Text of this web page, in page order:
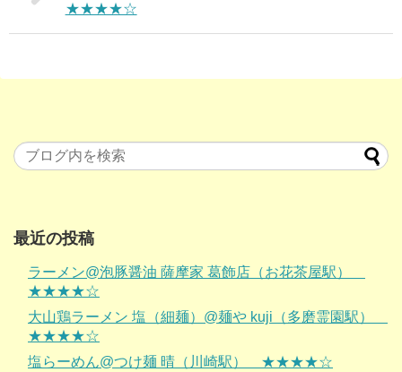
★★★★☆
最近の投稿
ラーメン@泡豚醤油 薩摩家 葛飾店（お花茶屋駅）
★★★★☆
大山鶏ラーメン 塩（細麺）@麺や kuji（多磨霊園駅）
★★★★☆
塩らーめん@つけ麺 晴（川崎駅） ★★★★☆